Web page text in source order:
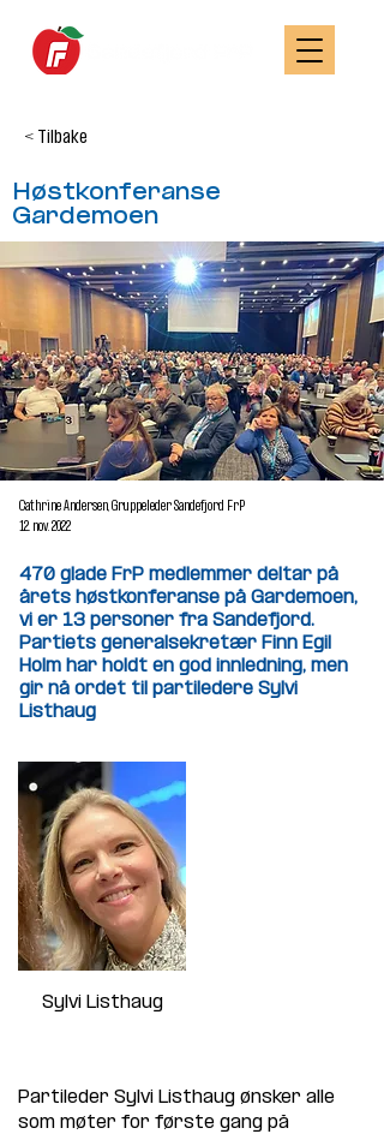
< Tilbake
Høstkonferanse
Gardemoen
Cathrine Andersen, Gruppeleder Sandefjord FrP
12. nov. 2022
470 glade FrP medlemmer deltar på
årets høstkonferanse på Gardemoen,
vi er 13 personer fra Sandefjord.
Partiets generalsekretær Finn Egil
Holm har holdt en god innledning, men
gir nå ordet til partiledere Sylvi
Listhaug
Sylvi Listhaug
Partileder Sylvi Listhaug ønsker alle
som møter for første gang på